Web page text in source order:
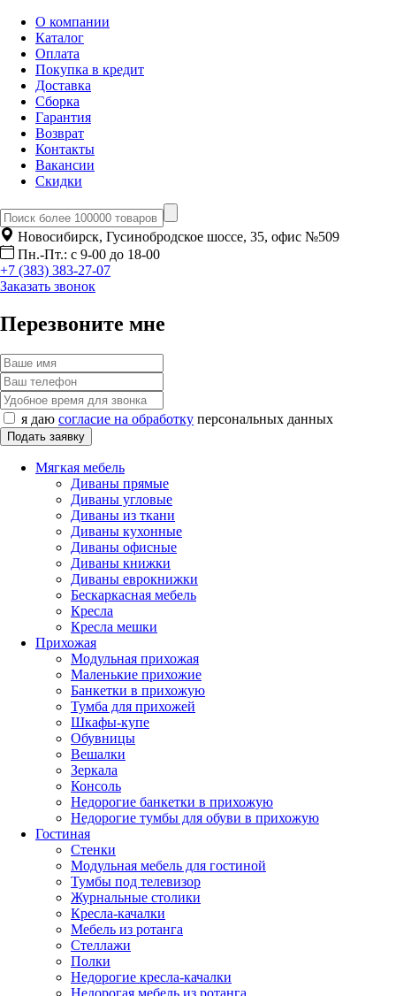
О компании
Каталог
Оплата
Покупка в кредит
Доставка
Сборка
Гарантия
Возврат
Контакты
Вакансии
Скидки
Новосибирск, Гусинобродское шоссе, 35, офис №509
Пн.-Пт.: с 9-00 до 18-00
+7 (383) 383-27-07
Заказать звонок
Перезвоните мне
я даю согласие на обработку персональных данных
Мягкая мебель
Диваны прямые
Диваны угловые
Диваны из ткани
Диваны кухонные
Диваны офисные
Диваны книжки
Диваны еврокнижки
Бескаркасная мебель
Кресла
Кресла мешки
Прихожая
Модульная прихожая
Маленькие прихожие
Банкетки в прихожую
Тумба для прихожей
Шкафы-купе
Обувницы
Вешалки
Зеркала
Консоль
Недорогие банкетки в прихожую
Недорогие тумбы для обуви в прихожую
Гостиная
Стенки
Модульная мебель для гостиной
Тумбы под телевизор
Журнальные столики
Кресла-качалки
Мебель из ротанга
Стеллажи
Полки
Недорогие кресла-качалки
Недорогая мебель из ротанга